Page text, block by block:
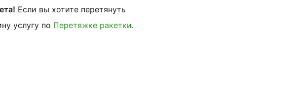
Если вы хотите перетянуть
услугу по Перетяжке ракетки.